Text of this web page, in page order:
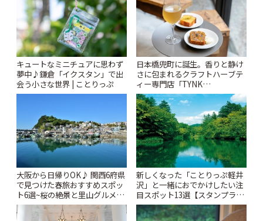
キュートなミニチュアに思わず
夢中♪鎌倉「イクスタン」で出
会う小さな世界 | ことりっぷ
日本橋兜町に誕生。香りと静け
さに包まれるクラフトハーブテ
ィー専門店「TYNK
Kabutocho」 | ことりっぷ
大阪から日帰りOK♪ 関西6府県
で見つけた春旅おすすめスポッ
ト6選~桜の絶景と里山グルメや
秘密にしたい穴場まで~ | ことり
っぷ
新しくなった「ことりっぷ軽井
沢」と一緒におでかけしたい注
目スポット13選【スタンプラリ
ー開催中】 | ことりっぷ